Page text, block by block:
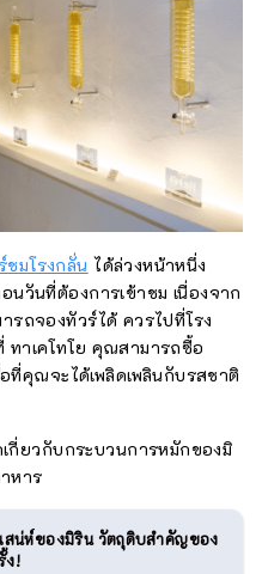
ชมโรงกลั่น ได้ล่วงหน้าหนึ่ง
นวันที่ต้องการเข้าชม เนื่องจาก
รถจองทัวร์ได้ ควรไปที่โรง
ทาเคโทโย คุณสามารถซื้อ
คุณจะได้เพลิดเพลินกับรสชาติ
กี่ยวกับกระบวนการหมักของมิ
หาร
เสน่ห์ของมิริน วัตถุดิบสำคัญของ
ง!